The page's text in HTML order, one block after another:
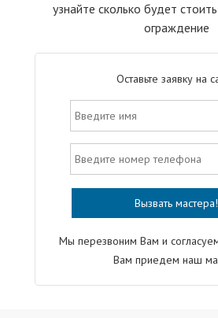
узнайте сколько будет
ограждение
Оставьте заявку на
Мы перезвоним Вам и
Вам приедем наш